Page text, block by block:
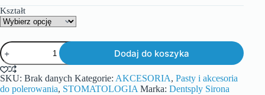
Kształt
Dodaj do koszyka
SKU: Brak danych Kategorie: AKCESORIA, Pasty i akcesoria
do polerowania, STOMATOLOGIA Marka: Dentsply Sirona